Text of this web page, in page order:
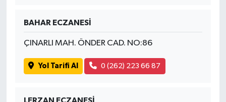
BAHAR ECZANESİ
ÇINARLI MAH. ÖNDER CAD. NO:86
Yol Tarifi Al 0 (262) 223 66 87
LERZAN ECZANESİ